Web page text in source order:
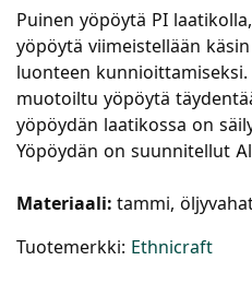
Puinen yöpöytä PI
yöpöytä viimeistellään
luonteen kunnioittamiseksi.
muotoiltu yöpöytä
yöpöydän laatikossa on
Yöpöydän on suunnitellut
Materiaali: tammi,
Tuotemerkki: Ethnicraft